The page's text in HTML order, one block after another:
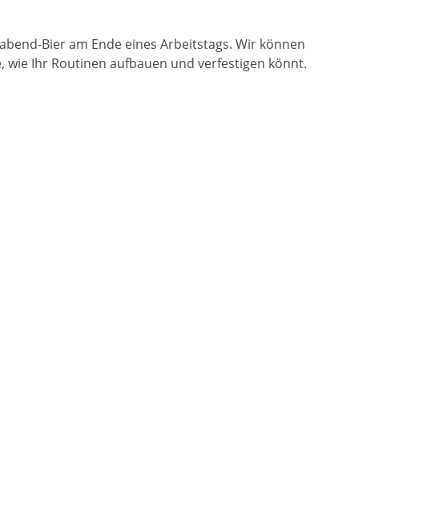
Bier am Ende eines Arbeitstags. Wir können
wie Ihr Routinen aufbauen und verfestigen könnt.